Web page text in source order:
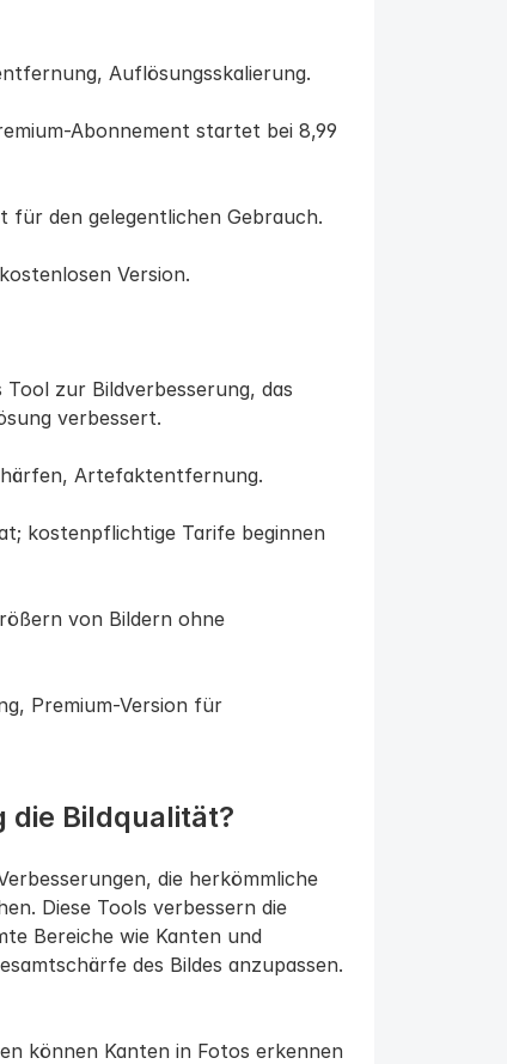
Auflösungsskalierung.
Abonnement startet bei 8,99
den gelegentlichen Gebrauch.
Version.
zur Bildverbesserung, das
verbessert.
Artefaktentfernung.
kostenpflichtige Tarife beginnen
von Bildern ohne
Premium-Version für
die Bildqualität?
die herkömmliche
Diese Tools verbessern die
Bereiche wie Kanten und
des Bildes anzupassen.
können Kanten in Fotos erkennen